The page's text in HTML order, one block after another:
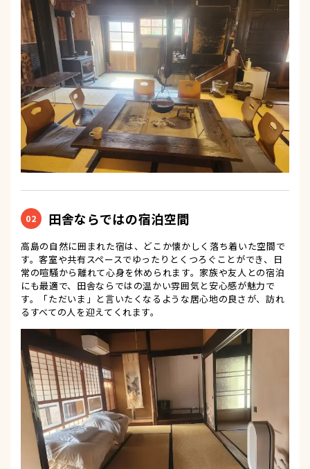
02 田舎ならではの宿泊空間
高島の自然に囲まれた宿は、どこか懐かしく落ち着いた空間で
す。客室や共有スペースでゆったりとくつろぐことができ、日
常の喧騒から離れて心身を休められます。家族や友人との宿泊
にも最適で、田舎ならではの温かい雰囲気と安心感が魅力で
す。「ただいま」と言いたくなるような居心地の良さが、訪れ
るすべての人を迎えてくれます。